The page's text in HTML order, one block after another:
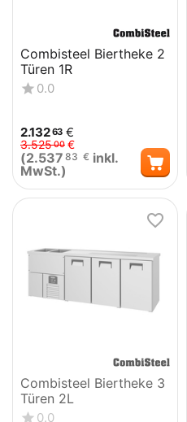
Combisteel Biertheke 2
Türen 1R
0.0
2.13263 €
3.52500 €
(2.537 83 € inkl.
MwSt.)
Combisteel Biertheke 3
Türen 2L
0.0